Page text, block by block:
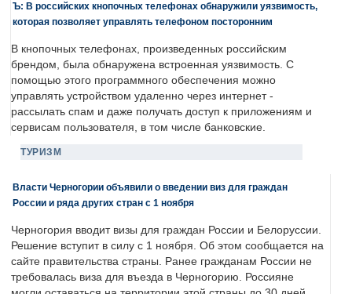
Ъ: В российских кнопочных телефонах обнаружили уязвимость,
которая позволяет управлять телефоном посторонним
В кнопочных телефонах, произведенных российским
брендом, была обнаружена встроенная уязвимость. С
помощью этого программного обеспечения можно
управлять устройством удаленно через интернет -
рассылать спам и даже получать доступ к приложениям и
сервисам пользователя, в том числе банковские.
ТУРИЗМ
Власти Черногории объявили о введении виз для граждан
России и ряда других стран с 1 ноября
Черногория вводит визы для граждан России и Белоруссии.
Решение вступит в силу с 1 ноября. Об этом сообщается на
сайте правительства страны. Ранее гражданам России не
требовалась виза для въезда в Черногорию. Россияне